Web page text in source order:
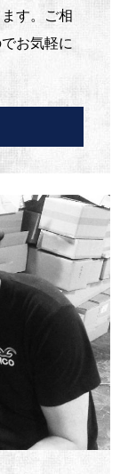
す。ご相
お気軽に